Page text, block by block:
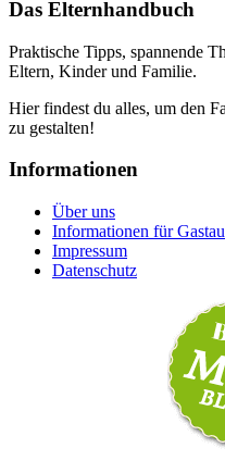
Das Elternhandbuch
Praktische Tipps, spannende
Eltern, Kinder und Familie.
Hier findest du alles, um den
zu gestalten!
Informationen
Über uns
Informationen für
Impressum
Datenschutz